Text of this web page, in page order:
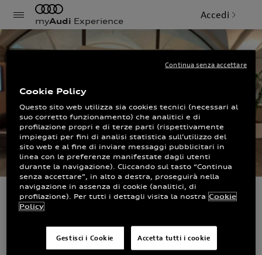
myAudi Experience
Accedi
Saottini Auto S.p.A.
- Padova
Cookie Policy
Questo sito web utilizza sia cookies tecnici (necessari al
suo corretto funzionamento) che analitici e di
profilazione propri e di terze parti (rispettivamente
impiegati per fini di analisi statistica sull’utilizzo del
sito web e al fine di inviare messaggi pubblicitari in
linea con le preferenze manifestate dagli utenti
durante la navigazione). Cliccando sul tasto “Continua
senza accettare”, in alto a destra, proseguirà nella
navigazione in assenza di cookie (analitici, di
profilazione). Per tutti i dettagli visita la nostra Cookie
Policy
Accetta tutti i cookie
Gestisci i Cookie
Continua senza accettare